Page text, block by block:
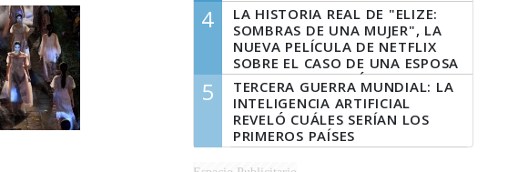
4
LA HISTORIA REAL DE "ELIZE:
SOMBRAS DE UNA MUJER", LA
NUEVA PELÍCULA DE NETFLIX
SOBRE EL CASO DE UNA ESPOSA
QUE DESCUARTIZÓ A SU
MARIDO
5
TERCERA GUERRA MUNDIAL: LA
INTELIGENCIA ARTIFICIAL
REVELÓ CUÁLES SERÍAN LOS
PRIMEROS PAÍSES
LATINOAMERICANOS EN SER
DERROTADOS